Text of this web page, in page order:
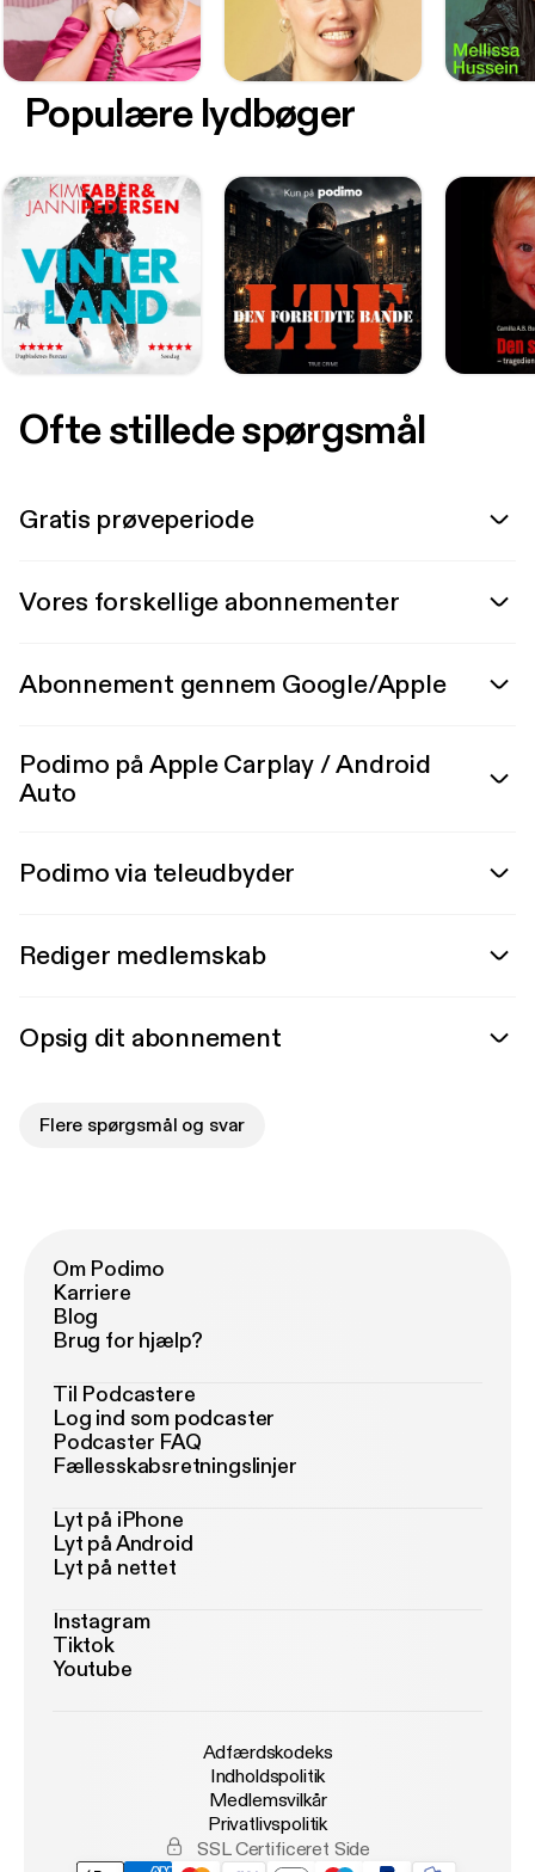
Populære lydbøger
Ofte stillede spørgsmål
Gratis prøveperiode
Vores forskellige abonnementer
Abonnement gennem Google/Apple
Podimo på Apple Carplay / Android
Auto
Podimo via teleudbyder
Rediger medlemskab
Opsig dit abonnement
Flere spørgsmål og svar
Om Podimo
Karriere
Blog
Brug for hjælp?
Til Podcastere
Log ind som podcaster
Podcaster FAQ
Fællesskabsretningslinjer
Lyt på iPhone
Lyt på Android
Lyt på nettet
Instagram
Tiktok
Youtube
Adfærdskodeks
Indholdspolitik
Medlemsvilkår
Privatlivspolitik
SSL Certificeret Side